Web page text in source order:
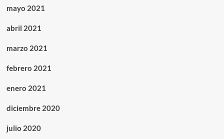
mayo 2021
abril 2021
marzo 2021
febrero 2021
enero 2021
diciembre 2020
julio 2020